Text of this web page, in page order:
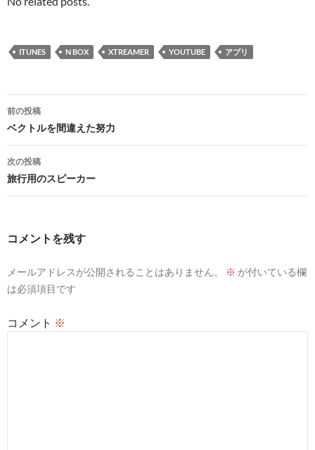
ITUNES N BOX XTREAMER YOUTUBE アプリ
投
稿
ナ
ビ
ゲ
ョ
前の投稿
ベクトルを間違えた努力
次の投稿
旅行用のスピーカー
コメントを残す
メールアドレスが公開されることはありません。 ※ が付いている欄
は必須項目です
コメント ※